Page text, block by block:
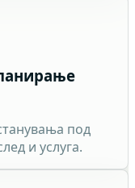
под
и услуга.